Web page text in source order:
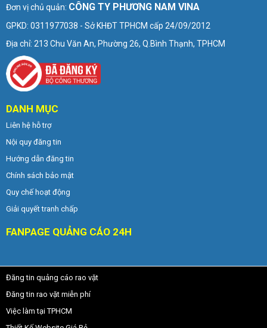
Đơn vị chủ quản: CÔNG TY PHƯƠNG NAM VINA
GPKD: 0311977038 - Sở KHĐT TPHCM cấp 24/09/2012
Địa chỉ: 213 Chu Văn An, Phường 26, Q.Bình Thạnh, TPHCM
DANH MỤC
Liên hệ hỗ trợ
Nội quy đăng tin
Hướng dẫn đăng tin
Chính sách bảo mật
Quy chế hoạt động
Giải quyết tranh chấp
FANPAGE QUẢNG CÁO 24H
Đăng tin quảng cáo rao vặt
Đăng tin rao vặt miễn phí
Việc làm tại TPHCM